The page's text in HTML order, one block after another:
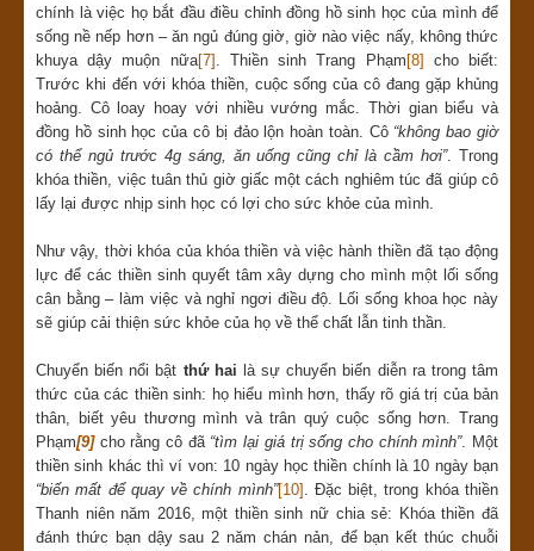
chính là việc họ bắt đầu điều chỉnh đồng hồ sinh học của mình để
sống nề nếp hơn – ăn ngủ đúng giờ, giờ nào việc nấy, không thức
khuya dậy muộn nữa[7] . Thiền sinh Trang Phạm [8]
cho biết:
Trước khi đến với khóa thiền, cuộc sống của cô đang gặp khủng
hoảng. Cô loay hoay với nhiều vướng mắc. Thời gian biểu và
đồng hồ sinh học của cô bị đảo lộn hoàn toàn. Cô “không bao giờ
có thể ngủ trước 4g sáng, ăn uống cũng chỉ là cầm hơi”. Trong
khóa thiền, việc tuân thủ giờ giấc một cách nghiêm túc đã giúp cô
lấy lại được nhịp sinh học có lợi cho sức khỏe của mình.
Như vậy, thời khóa của khóa thiền và việc hành thiền đã tạo động
lực để các thiền sinh quyết tâm xây dựng cho mình một lối sống
cân bằng – làm việc và nghỉ ngơi điều độ. Lối sống khoa học này
sẽ giúp cải thiện sức khỏe của họ về thể chất lẫn tinh thần.
Chuyển biến nổi bật thứ hai là sự chuyển biến diễn ra trong tâm
thức của các thiền sinh: họ hiểu mình hơn, thấy rõ giá trị của bản
thân, biết yêu thương mình và trân quý cuộc sống hơn. Trang
Phạm[9]cho rằng cô đã “tìm lại giá trị sống cho chính mình”. Một
thiền sinh khác thì ví von: 10 ngày học thiền chính là 10 ngày bạn
“biến mất để quay về chính mình”[10] . Đặc biệt, trong khóa thiền
Thanh niên năm 2016, một thiền sinh nữ chia sẻ: Khóa thiền đã
đánh thức bạn dậy sau 2 năm chán nản, để bạn kết thúc chuỗi